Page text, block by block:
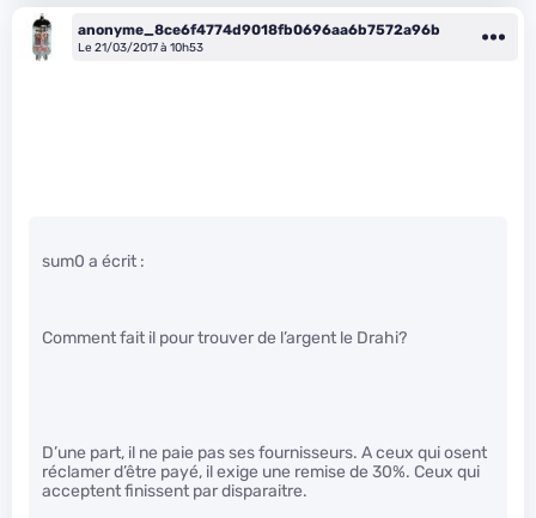
anonyme_8ce6f4774d9018fb0696aa6b7572a96b
Le 21/03/2017 à 10h53
sum0 a écrit :
Comment fait il pour trouver de l’argent le Drahi?
D’une part, il ne paie pas ses fournisseurs. A ceux qui osent
réclamer d’être payé, il exige une remise de 30%. Ceux qui
acceptent finissent par disparaitre.